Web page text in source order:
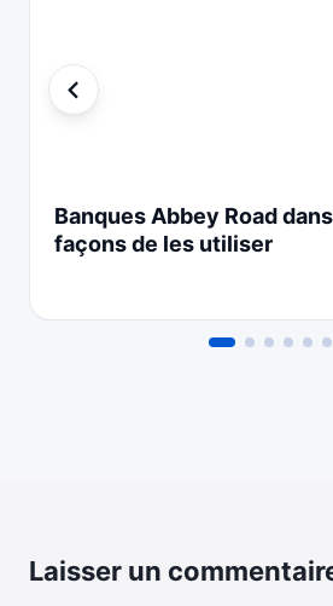
Banques Abbey Road
façons de les utiliser
Laisser un